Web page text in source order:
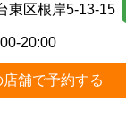
東区根岸5-13-15
20:00
店舗で予約する